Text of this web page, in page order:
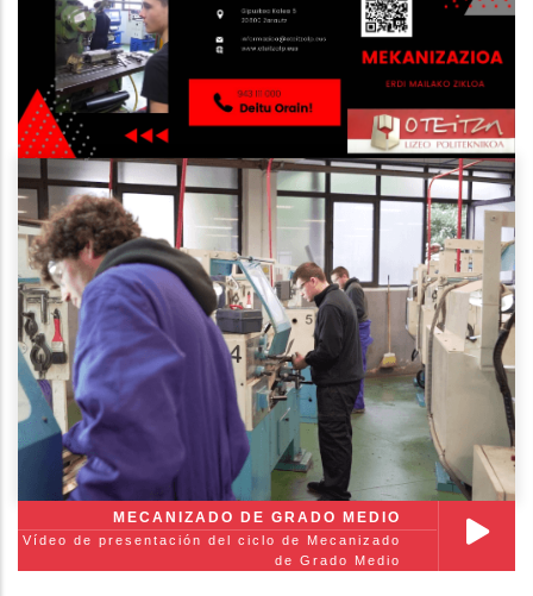
MECANIZADO DE GRADO MEDIO
Vídeo de presentación del ciclo de Mecanizado
de Grado Medio